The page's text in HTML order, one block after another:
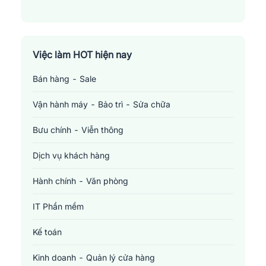
Việc làm HOT hiện nay
Bán hàng - Sale
Vận hành máy - Bảo trì - Sửa chữa
Bưu chính - Viễn thông
Dịch vụ khách hàng
Hành chính - Văn phòng
IT Phần mềm
Kế toán
Kinh doanh - Quản lý cửa hàng